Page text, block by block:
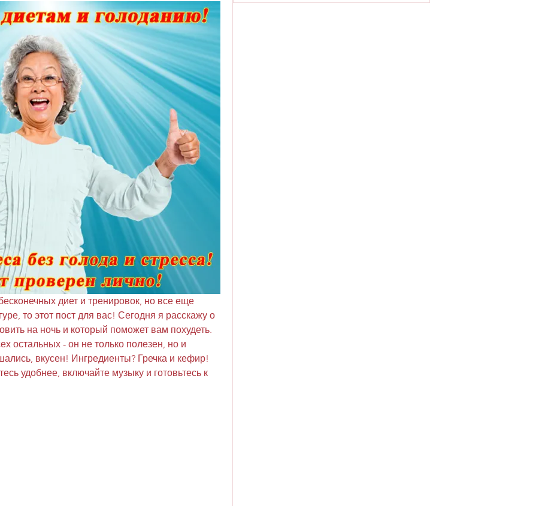
диет и тренировок, но все еще
то этот пост для вас! Сегодня я расскажу о
на ночь и который поможет вам похудеть.
остальных - он не только полезен, но и
вкусен! Ингредиенты? Гречка и кефир!
удобнее, включайте музыку и готовьтесь к